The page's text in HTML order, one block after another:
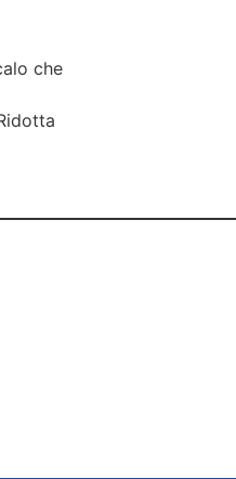
che